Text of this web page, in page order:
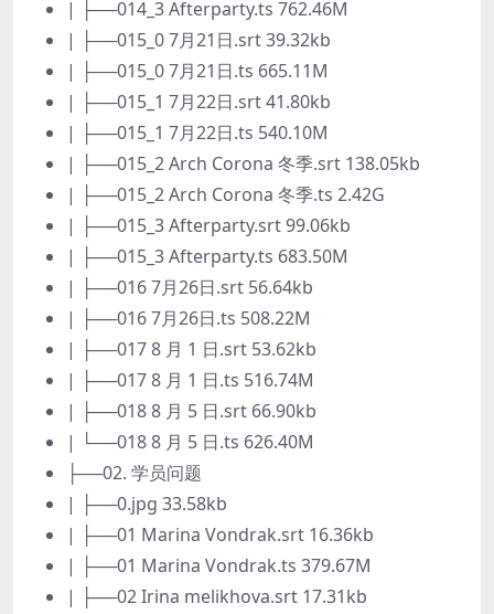
| ├──014_3 Afterparty.ts 762.46M
| ├──015_0 7月21日.srt 39.32kb
| ├──015_0 7月21日.ts 665.11M
| ├──015_1 7月22日.srt 41.80kb
| ├──015_1 7月22日.ts 540.10M
| ├──015_2 Arch Corona 冬季.srt 138.05kb
| ├──015_2 Arch Corona 冬季.ts 2.42G
| ├──015_3 Afterparty.srt 99.06kb
| ├──015_3 Afterparty.ts 683.50M
| ├──016 7月26日.srt 56.64kb
| ├──016 7月26日.ts 508.22M
| ├──017 8 月 1 日.srt 53.62kb
| ├──017 8 月 1 日.ts 516.74M
| ├──018 8 月 5 日.srt 66.90kb
| └──018 8 月 5 日.ts 626.40M
├──02. 学员问题
| ├──0.jpg 33.58kb
| ├──01 Marina Vondrak.srt 16.36kb
| ├──01 Marina Vondrak.ts 379.67M
| ├──02 Irina melikhova.srt 17.31kb